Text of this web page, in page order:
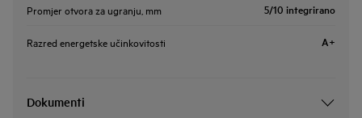
Promjer otvora za ugranju, mm 5/10 integrirano
Razred energetske učinkovitosti A+
Dokumenti